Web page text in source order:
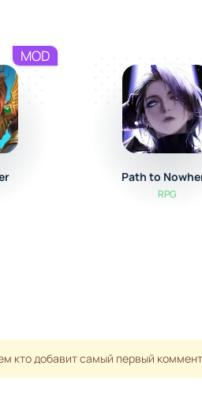
MOD
Path to
RPG
кто добавит самый первый